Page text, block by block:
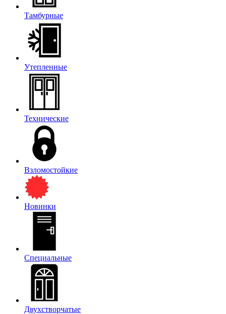
Тамбурные
Утепленные
Технические
Взломостойкие
Новинки
Специальные
Двухстворчатые